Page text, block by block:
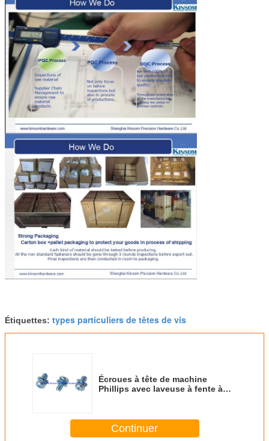
Étiquettes: types particuliers de têtes de vis
Écroues à tête de machine
Phillips avec laveuse à fente à
Continuer